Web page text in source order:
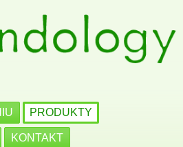
PRODUKTY
KONTAKT